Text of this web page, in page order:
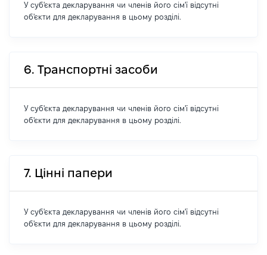
У суб'єкта декларування чи членів його сім'ї відсутні
об'єкти для декларування в цьому розділі.
6. Транспортні засоби
У суб'єкта декларування чи членів його сім'ї відсутні
об'єкти для декларування в цьому розділі.
7. Цінні папери
У суб'єкта декларування чи членів його сім'ї відсутні
об'єкти для декларування в цьому розділі.